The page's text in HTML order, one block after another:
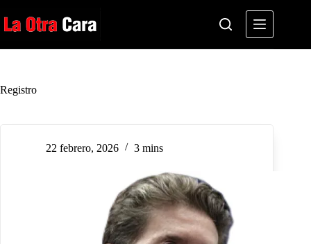
al
contenido
Registro
22 febrero, 2026 3 mins